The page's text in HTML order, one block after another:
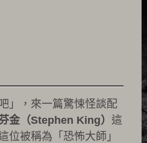
」，來一篇驚悚怪談配
金（Stephen King） 這
位被稱為「恐怖大師」